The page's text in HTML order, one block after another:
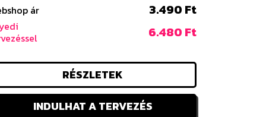
ár 3.490 Ft
6.480 Ft
RÉSZLETEK
INDULHAT A TERVEZÉS